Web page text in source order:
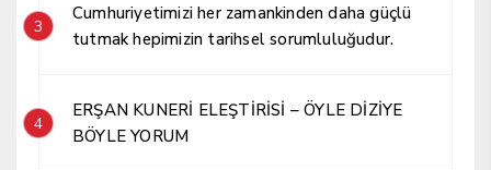
3
Cumhuriyetimizi her zamankinden daha güçlü
tutmak hepimizin tarihsel sorumluluğudur.
4
ERŞAN KUNERİ ELEŞTİRİSİ – ÖYLE DİZİYE
BÖYLE YORUM